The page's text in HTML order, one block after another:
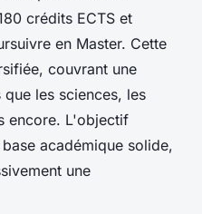
crédits ECTS et
en Master. Cette
couvrant une
les sciences, les
encore. L'objectif
académique solide,
une